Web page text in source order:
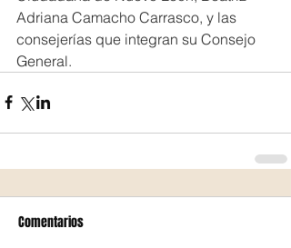
Adriana Camacho Carrasco, y las
consejerías que integran su Consejo
General.
Comentarios